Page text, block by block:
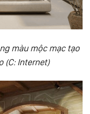
màu mộc mạc tạo
(C: Internet)